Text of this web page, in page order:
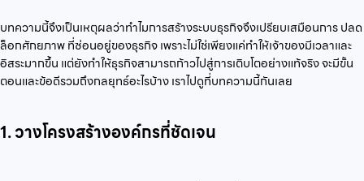
บทความนี้จึงเป็นเหตุผลว่าทำไมการสร้างระบบธุรกิจจึงเปรียบเสมือนการ ปลด
ล็อกศักยภาพ ที่ซ่อนอยู่ของธุรกิจ เพราะไม่ใช่เพียงแค่ทำให้เจ้าของมีเวลาและ
อิสระมากขึ้น แต่ยังทำให้ธุรกิจสามารถก้าวไปสู่การเติบโตอย่างแท้จริง จะมีขั้น
ตอนและข้อดีรวมถึงกลยุทธ์อะไรบ้าง เราไปดูที่บทความนี้กันเลย
1. วางโครงสร้างองค์กรที่ชัดเจน